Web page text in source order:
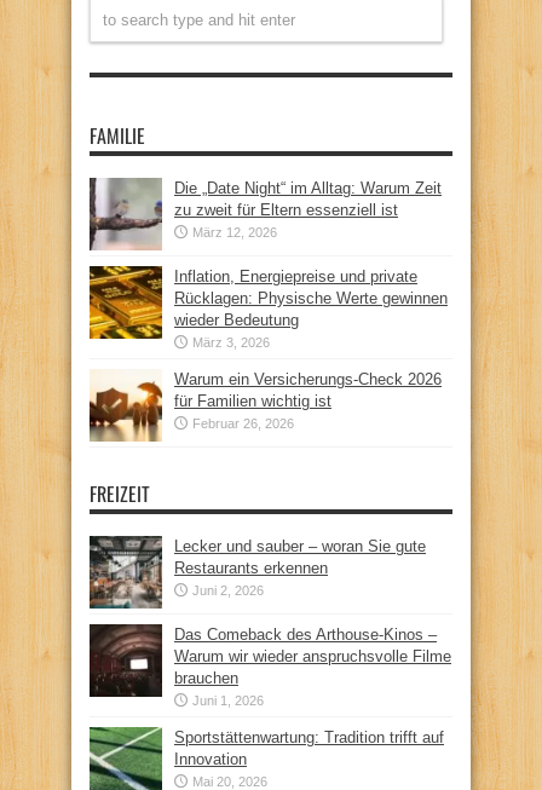
FAMILIE
Die „Date Night“ im Alltag: Warum Zeit
zu zweit für Eltern essenziell ist
März 12, 2026
Inflation, Energiepreise und private
Rücklagen: Physische Werte gewinnen
wieder Bedeutung
März 3, 2026
Warum ein Versicherungs-Check 2026
für Familien wichtig ist
Februar 26, 2026
FREIZEIT
Lecker und sauber – woran Sie gute
Restaurants erkennen
Juni 2, 2026
Das Comeback des Arthouse-Kinos –
Warum wir wieder anspruchsvolle Filme
brauchen
Juni 1, 2026
Sportstättenwartung: Tradition trifft auf
Innovation
Mai 20, 2026